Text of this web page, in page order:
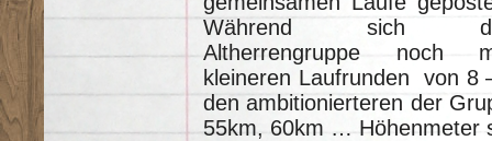
Während sich
Altherrengruppe noch
kleineren Laufrunden von 8
den ambitionierteren der
55km, 60km … Höhenmeter